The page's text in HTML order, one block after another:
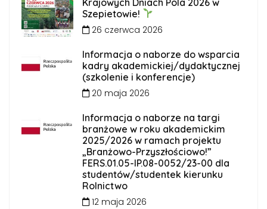
Szepietowie!
26 czerwca 2026
Informacja o naborze do wsparcia
kadry akademickiej/dydaktycznej
(szkolenie i konferencje)
20 maja 2026
Informacja o naborze na targi
branżowe w roku akademickim
2025/2026 w ramach projektu
„Branżowo-Przyszłościowo!”
FERS.01.05-IP.08-0052/23-00 dla
studentów/studentek kierunku
Rolnictwo
12 maja 2026